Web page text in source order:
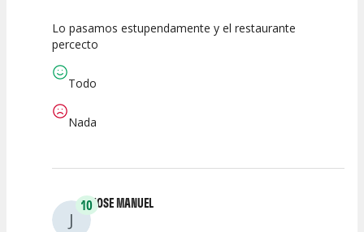
10
Espectáculo
10 10
Lo pasamos estupendamente y el restaurante
percecto
Todo
Nada
J
10JOSE MANUEL